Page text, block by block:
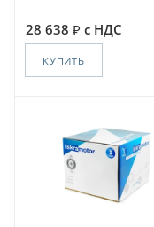
28 638 с НДС
КУПИТЬ